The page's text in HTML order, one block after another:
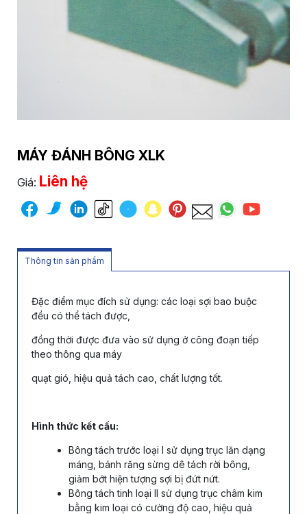
MÁY ĐÁNH BÔNG XLK
Giá: Liên hệ
Thông tin sản phẩm
Đặc điểm mục đích sử dụng: các loại sợi bao buộc
đều có thể tách được,
đồng thời được đưa vào sử dụng ở công đoạn tiếp
theo thông qua máy
quạt gió, hiệu quả tách cao, chất lượng tốt.
Hình thức kết cấu:
Bông tách trước loại I sử dụng trục lăn dạng
máng, bánh răng sừng dê tách rời bông,
giảm bớt hiện tượng sợi bị đứt nứt.
Bông tách tinh loại II sử dụng trục châm kim
bằng kim loại có cường độ cao, hiệu quả